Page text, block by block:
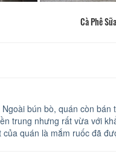
Cà Phê Sữa
bún bò, quán còn
trung nhưng rất vừa với
quán là mắm ruốc đã